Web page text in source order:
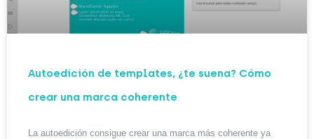
Autoedición de templates, ¿te suena? Cómo
crear una marca coherente
La autoedición consigue crear una marca más coherente ya